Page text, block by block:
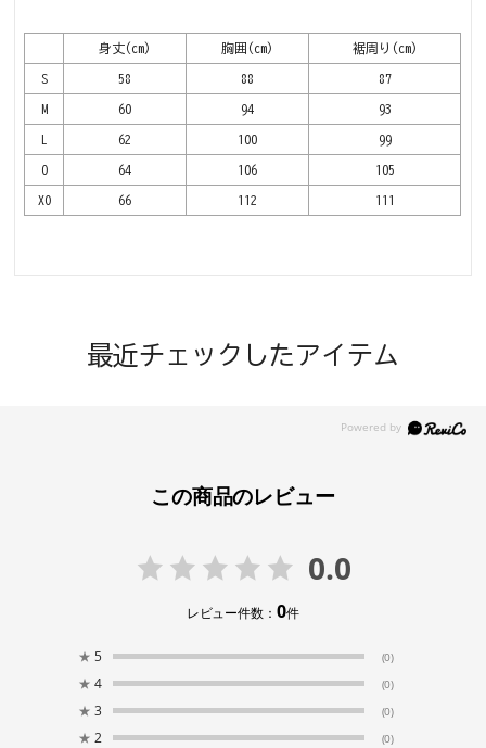
身丈(cm) 胸囲(cm) 裾周り(cm)
S 58 88 87
M 60 94 93
L 62 100 99
O 64 106 105
XO 66 112 111
最近チェックしたアイテム
この商品のレビュー
0.0
レビュー件数：0件
★ 5 (0)
★ 4 (0)
★ 3 (0)
★ 2 (0)